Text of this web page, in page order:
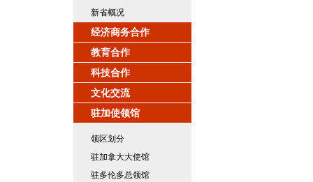
新省概况
经济商务合作
教育合作
科技合作
文化交流
驻加使领馆
领区划分
驻加拿大大使馆
驻多伦多总领馆